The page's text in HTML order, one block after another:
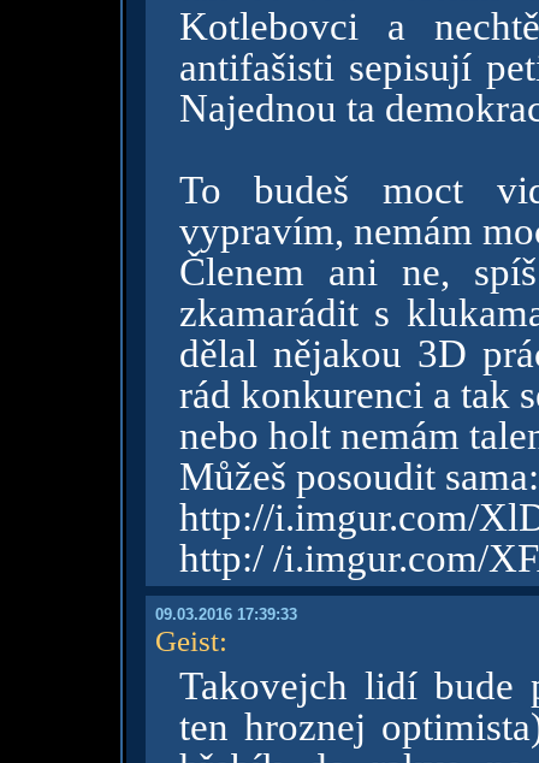
Kotlebovci a
antifašisti sepisují
Najednou ta
To budeš moct
vypravím, nemám
Členem ani ne,
zkamarádit s
dělal nějakou 3D
rád konkurenci a tak
nebo holt nemám
Můžeš posoudit sama:
http://i.imgur.com/
http:/ /i.imgur.com/
09.03.2016 17:39:33
Geist:
Takovejch lidí bude
ten hroznej